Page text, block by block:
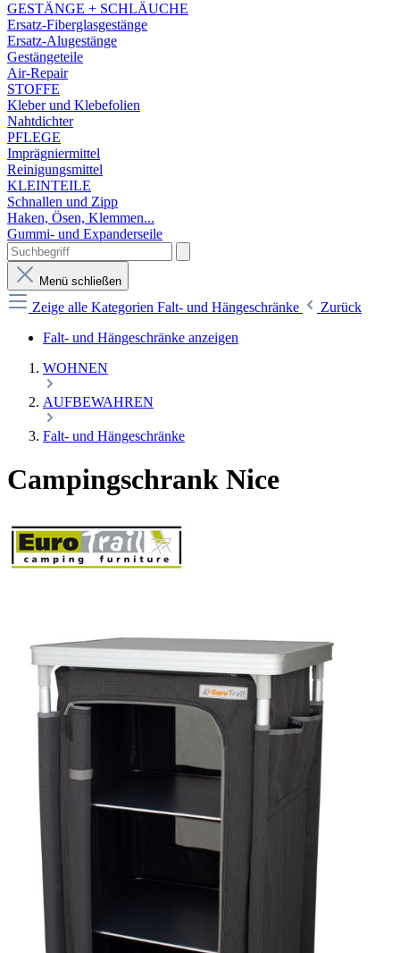
GESTÄNGE + SCHLÄUCHE
Ersatz-Fiberglasgestänge
Ersatz-Alugestänge
Gestängeteile
Air-Repair
STOFFE
Kleber und Klebefolien
Nahtdichter
PFLEGE
Imprägniermittel
Reinigungsmittel
KLEINTEILE
Schnallen und Zipp
Haken, Ösen, Klemmen...
Gummi- und Expanderseile
Menü schließen
Zeige alle Kategorien Falt- und Hängeschränke
Zurück
Falt- und Hängeschränke anzeigen
WOHNEN
AUFBEWAHREN
Falt- und Hängeschränke
Campingschrank Nice